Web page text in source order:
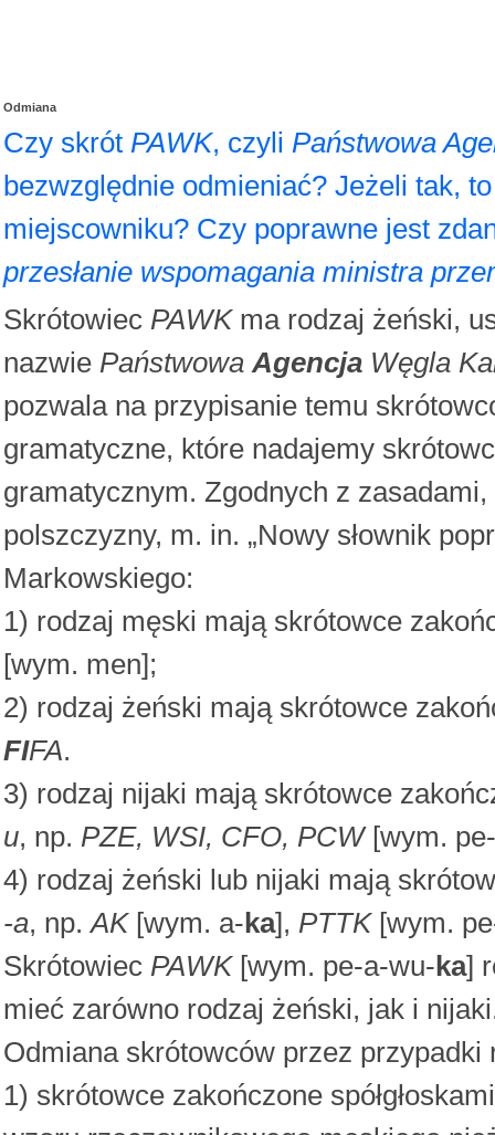
Odmiana
Czy skrót PAWK, czyli Państwowa
bezwzględnie odmieniać? Jeżeli tak,
miejscowniku? Czy poprawne jest
przesłanie wspomagania ministra
Skrótowiec PAWKma rodzaj żeński,
nazwie Państwowa Agencja Węgla
pozwala na przypisanie temu
gramatyczne, które nadajemy
gramatycznym. Zgodnych z
polszczyzny, m. in. „Nowy słownik
Markowskiego:
1) rodzaj męski mają skrótowce
[wym. men];
2) rodzaj żeński mają skrótowce
FIFA.
3) rodzaj nijaki mają skrótowce
u, np. PZE, WSI, CFO, PCW[wym.
4) rodzaj żeński lub nijaki mają
-a, np.AK[wym. a-ka], PTTK[wym.
Skrótowiec PAWK[wym. pe-a-wu-ka]
mieć zarówno rodzaj żeński, jak i
Odmiana skrótowców przez
1) skrótowce zakończone